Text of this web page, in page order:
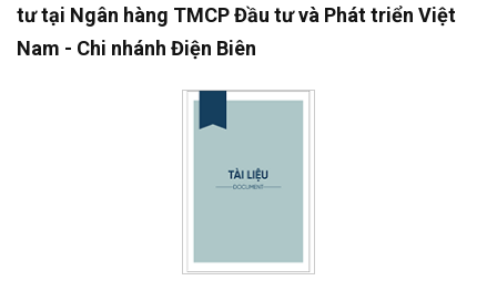
tư tại Ngân hàng TMCP Đầu tư và Phát triển Việt
Nam - Chi nhánh Điện Biên